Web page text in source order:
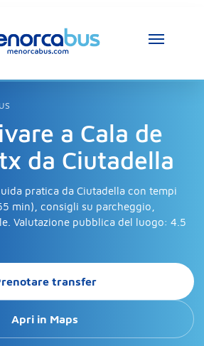
a Cala de
da Ciutadella
pratica da Ciutadella con tempi
min), consigli su parcheggio,
Valutazione pubblica del luogo: 4.5
transfer
Apri in Maps
di MenorcaBus. Come